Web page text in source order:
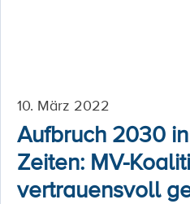
10. März 2022
Aufbruch 2030
Zeiten: MV-
vertrauensvoll